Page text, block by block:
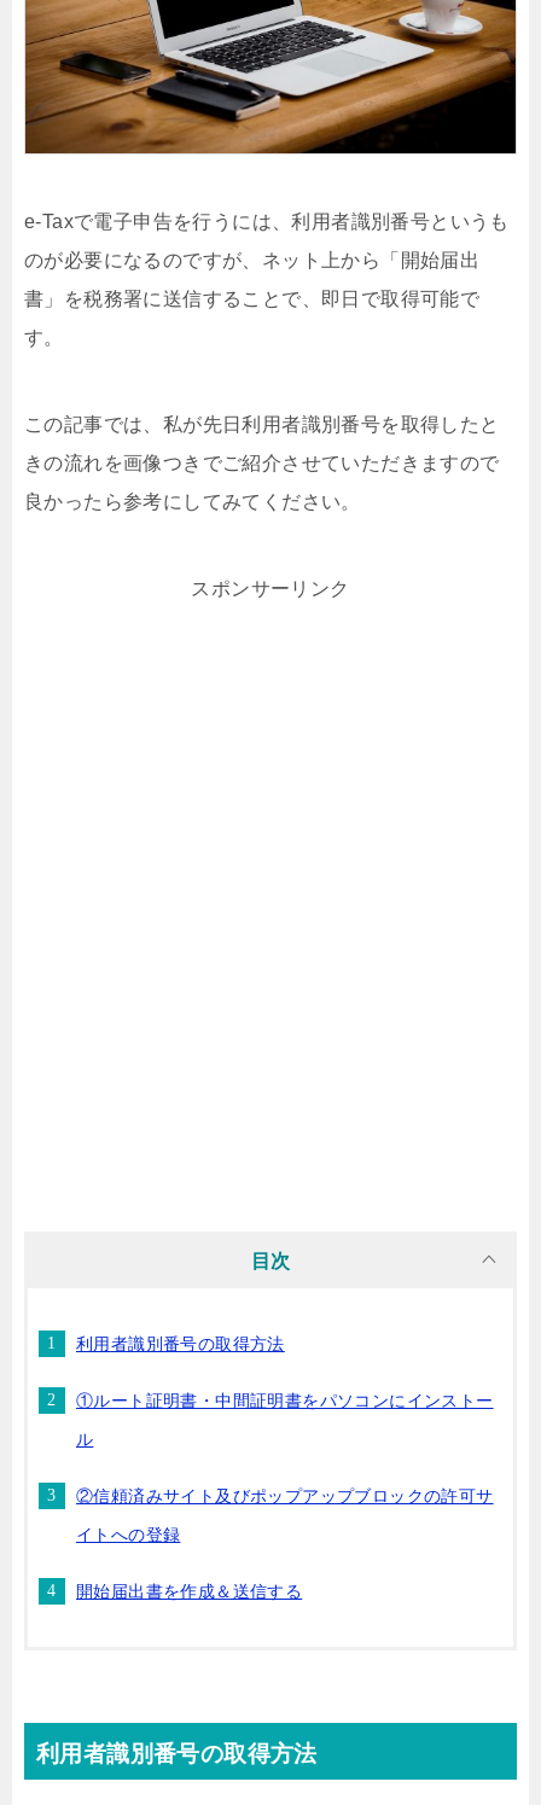
e-Taxで電子申告を行うには、利用者識別番号というも
のが必要になるのですが、ネット上から「開始届出
書」を税務署に送信することで、即日で取得可能で
す。
この記事では、私が先日利用者識別番号を取得したと
きの流れを画像つきでご紹介させていただきますので
良かったら参考にしてみてください。
スポンサーリンク
目次
利用者識別番号の取得方法
①ルート証明書・中間証明書をパソコンにインストー
ル
②信頼済みサイト及びポップアップブロックの許可サ
イトへの登録
開始届出書を作成＆送信する
利用者識別番号の取得方法